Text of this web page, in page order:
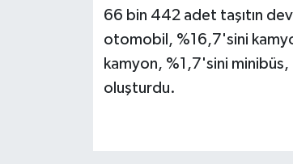
66 bin 442 adet taşıtın
otomobil, %16,7'sini
kamyon, %1,7'sini
oluşturdu.